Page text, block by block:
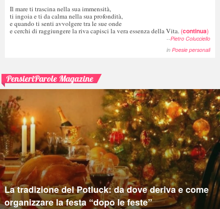
Il mare ti trascina nella sua immensità,
ti ingoia e ti da calma nella sua profondità,
e quando ti senti avvolgere tra le sue onde
e cerchi di raggiungere la riva capisci la vera essenza della Vita. (continua)
--Pietro Colucciello
in Poesie personali
PensieriParole Magazine
La tradizione del Potluck: da dove deriva e come
organizzare la festa “dopo le feste”